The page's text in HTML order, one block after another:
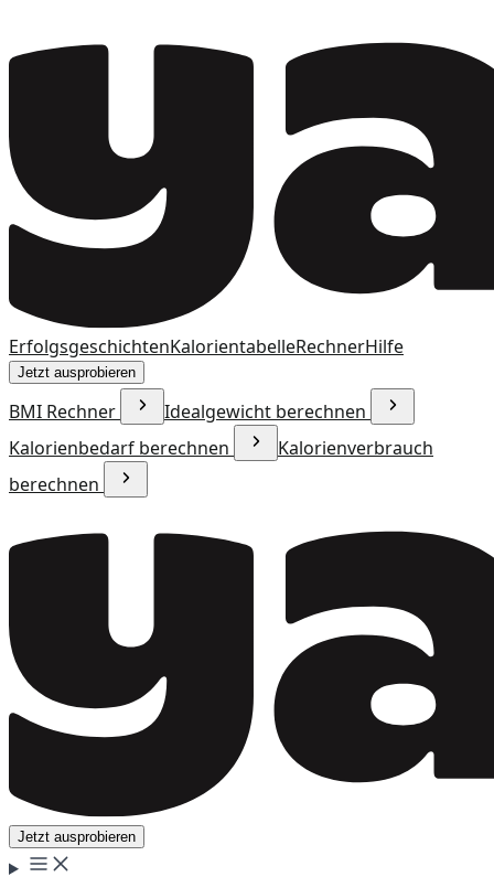
ErfolgsgeschichtenKalorientabelleRechnerHilfe
Jetzt ausprobieren
BMI Rechner
Idealgewicht berechnen
Kalorienbedarf berechnen
Kalorienverbrauch
berechnen
Jetzt ausprobieren